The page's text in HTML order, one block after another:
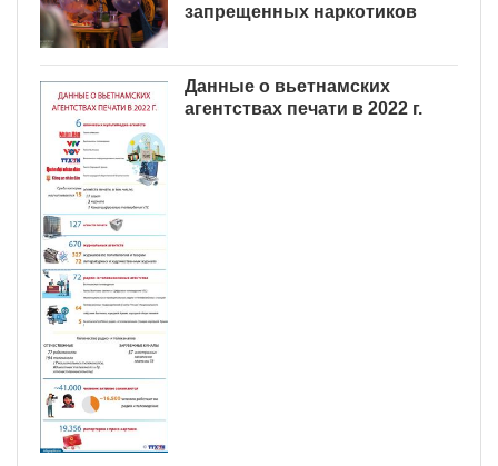
запрещенных наркотиков
Данные о вьетнамских
агентствах печати в 2022 г.